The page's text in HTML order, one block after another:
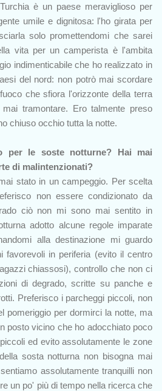
è un paese meraviglioso per
umile e dignitosa: l'ho girata per
solo promettendomi che sarei
vita per un camperista è l'ambita
indimenticabile che ho realizzato in
del nord: non potrò mai scordare
che sfiora l'orizzonte della terra
tramontare. Ero talmente preso
chiuso occhio tutta la notte.
per le soste notturne? Hai mai
di malintenzionati?
stato in un campeggio. Per scelta
non essere condizionato da
ciò non mi sono mai sentito in
adotto alcune regole imparate
alla destinazione mi guardo
favorevoli in periferia (evito il centro
chiassosi), controllo che non ci
di degrado, scritte su panche e
Preferisco i parcheggi piccoli, non
pomeriggio per dormirci la notte, ma
posto vicino che ho adocchiato poco
ed evito assolutamente le zone
sosta notturna non bisogna mai
assolutamente tranquilli non
un po' più di tempo nella ricerca che